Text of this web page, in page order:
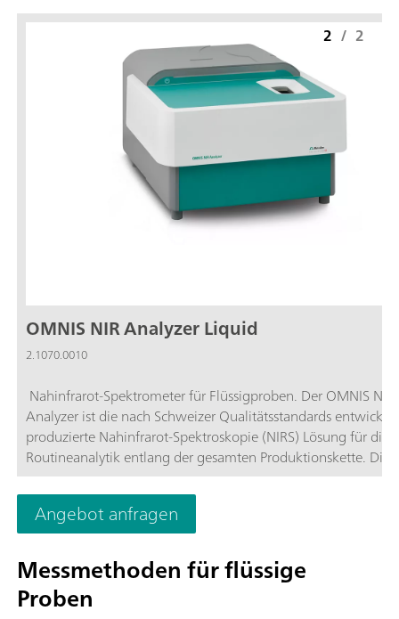
OMNIS NIR Analyzer Liquid
2.1070.0010
Nahinfrarot-Spektrometer für Flüssigproben. Der OMNIS NIR
Analyzer ist die nach Schweizer Qualitätsstandards
produzierte Nahinfrarot-Spektroskopie (NIRS) Lösung für die
Routineanalytik entlang der gesamten Produktionskette. Die
Nutzung neuester Technologien und die Einbindung in die
moderne OMNIS Software spiegeln sich in der
Bedienbarkeit und dem flexiblen Einsatz dieser NIR-
wider.Die Vorteile des OMNIS NIR Analyzer Liquid im
Überblick:Messungen von Flüssigproben in weniger als 10
Sekunden; Temperaturkontrolle an der Probe von 25°C –
Automatische Erkennung des Einsetzen und der Entnahme
2 / 2
Angebot anfragen
Messmethoden für flüssige
Proben